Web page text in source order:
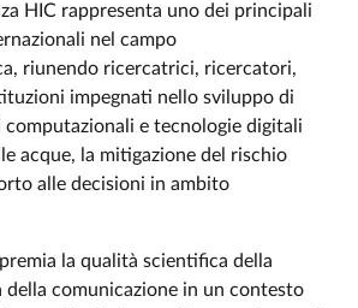
HIC rappresenta uno dei principali
nel campo
riunendo ricercatrici, ricercatori,
impegnati nello sviluppo di
e tecnologie digitali
acque, la mitigazione del rischio
alle decisioni in ambito
la qualità scientifica della
della comunicazione in un contesto